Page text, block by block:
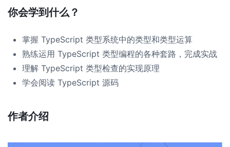
你会学到什么？
掌握 TypeScript 类型系统中的类型和类型运算
熟练运用 TypeScript 类型编程的各种套路，完成实战
理解 TypeScript 类型检查的实现原理
学会阅读 TypeScript 源码
作者介绍